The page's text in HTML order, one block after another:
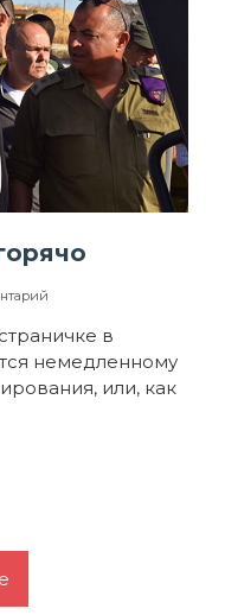
Ковать
пока
горячо
в
немедленному
или, как